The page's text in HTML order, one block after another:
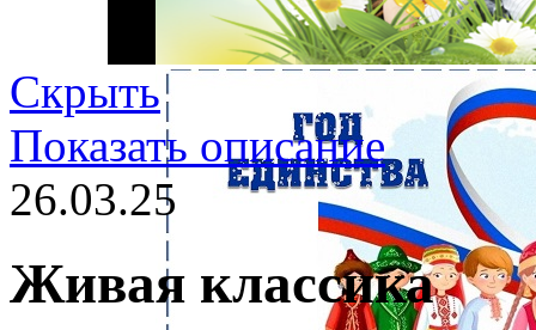
Скрыть
Показать описание
26.03.25
Живая классика